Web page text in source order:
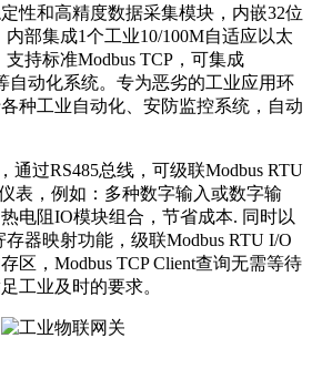
性和高精度数据采集模块，内嵌32位
部集成1个工业10/100M自适应以太
持标准Modbus TCP，可集成
自动化系统。专为恶劣的工业应用环
种工业自动化、安防监控系统，自动
通过RS485总线，可级联Modbus RTU
表，例如：多种数字输入或数字输
电阻IO模块组合，节省成本. 同时以
器映射功能，级联Modbus RTU I/O
区，Modbus TCP Client查询无需等待
工业及时的要求。